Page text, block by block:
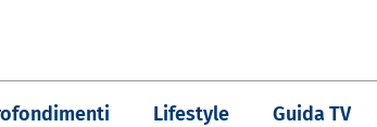
Lifestyle Guida TV